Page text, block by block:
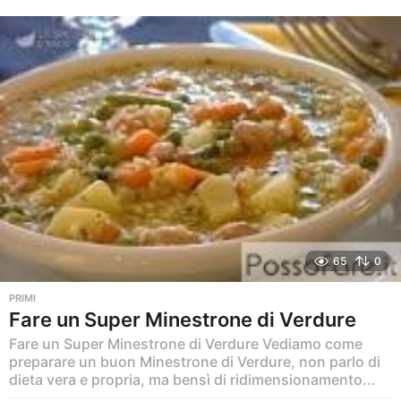
n
i
a
g
o
65 0
PRIMI
Fare un Super Minestrone di Verdure
Fare un Super Minestrone di Verdure Vediamo come
preparare un buon Minestrone di Verdure, non parlo di
dieta vera e propria, ma bensì di ridimensionamento...